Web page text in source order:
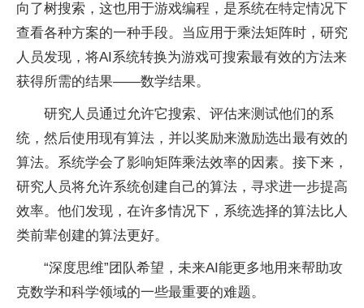
向了树搜索，这也用于游戏编程，是系统在特定情况下
查看各种方案的一种手段。当应用于乘法矩阵时，研究
人员发现，将AI系统转换为游戏可搜索最有效的方法来
获得所需的结果——数学结果。
研究人员通过允许它搜索、评估来测试他们的系
统，然后使用现有算法，并以奖励来激励选出最有效的
算法。系统学会了影响矩阵乘法效率的因素。接下来，
研究人员将允许系统创建自己的算法，寻求进一步提高
效率。他们发现，在许多情况下，系统选择的算法比人
类前辈创建的算法更好。
“深度思维”团队希望，未来AI能更多地用来帮助攻
克数学和科学领域的一些最重要的难题。